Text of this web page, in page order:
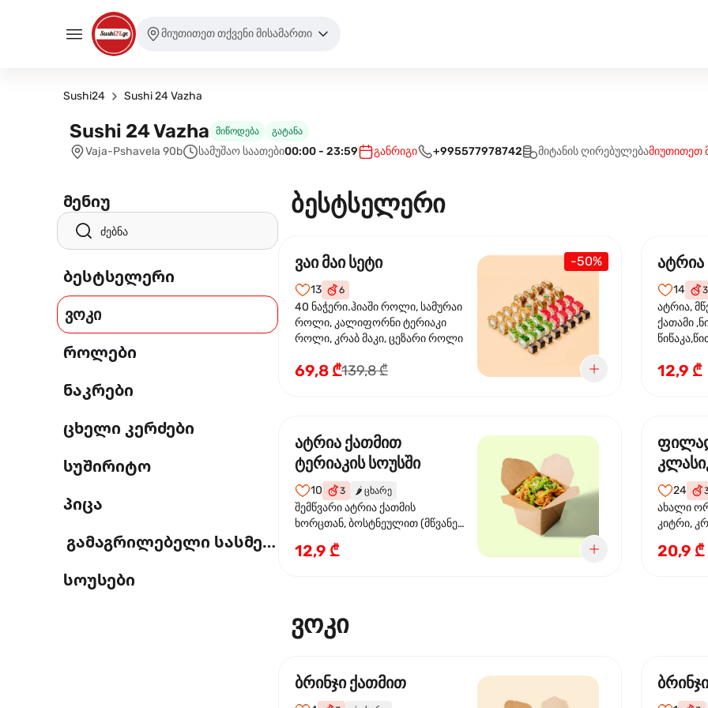
მიუთითეთ თქვენი მისამართი
Sushi24 Sushi 24 Vazha
Sushi 24 Vazha მიწოდება გატანა
Vaja-Pshavela 90b სამუშაო საათები00:00 - 23:59 განრიგი +995577978742 მიტანის ღირებულებამიუთითეთ
მენიუ
ბესტსელერი
ვოკი
როლები
ნაკრები
ცხელი კერძები
სუშირიტო
პიცა
გამაგრილებელი სასმელი
სოუსები
ბესტსელერი
-50%
ვაი მაი სეტი
13 6
40 ნაჭერი.ჰიაში როლი, სამურაი
როლი, კალიფორნი ტერიაკი
როლი, კრაბ მაკი, ცეზარი როლი
69,8 ₾139,8 ₾
14 3
ატრია,
ქათამი
სოუსი,
12,9 ₾
ატრია ქათმით
ტერიაკის სოუსში
10 3 🌶️ ცხარე
შემწვარი ატრია ქათმის
ხორცთან, ბოსტნეულით (მწვანე
და ტერიაკის სოუსით
12,9 ₾
24
ახალი
კიტრი,
20,9 ₾
ვოკი
ბრინჯი ქათმით